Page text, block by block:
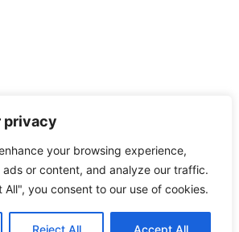
privacy
your browsing experience,
ads or content, and analyze our traffic.
you consent to our use of cookies.
Reject All Accept All